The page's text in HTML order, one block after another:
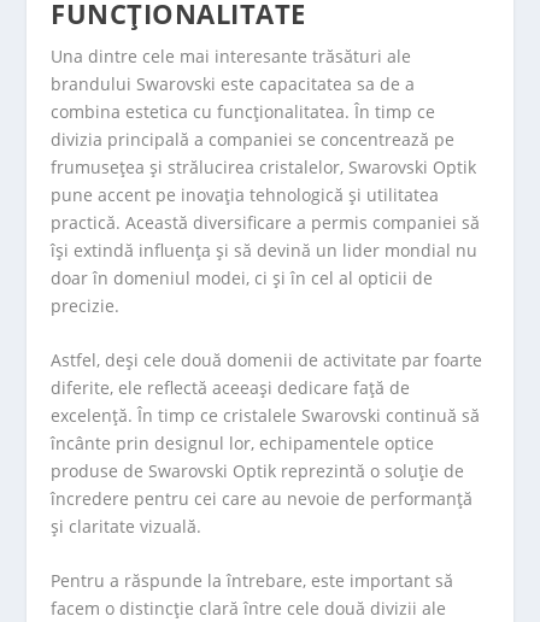
FUNCȚIONALITATE
Una dintre cele mai interesante trăsături ale
brandului Swarovski este capacitatea sa de a
combina estetica cu funcționalitatea. În timp ce
divizia principală a companiei se concentrează pe
frumusețea și strălucirea cristalelor, Swarovski Optik
pune accent pe inovația tehnologică și utilitatea
practică. Această diversificare a permis companiei să
își extindă influența și să devină un lider mondial nu
doar în domeniul modei, ci și în cel al opticii de
precizie.
Astfel, deși cele două domenii de activitate par foarte
diferite, ele reflectă aceeași dedicare față de
excelență. În timp ce cristalele Swarovski continuă să
încânte prin designul lor, echipamentele optice
produse de Swarovski Optik reprezintă o soluție de
încredere pentru cei care au nevoie de performanță
și claritate vizuală.
Pentru a răspunde la întrebare, este important să
facem o distincție clară între cele două divizii ale